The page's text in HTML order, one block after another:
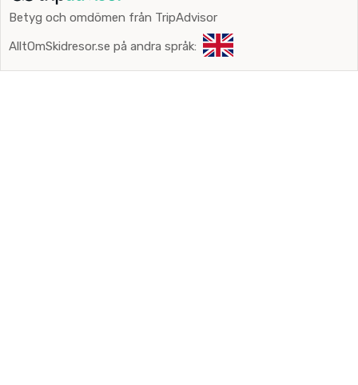
Betyg och omdömen från TripAdvisor
AlltOmSkidresor.se på andra språk: